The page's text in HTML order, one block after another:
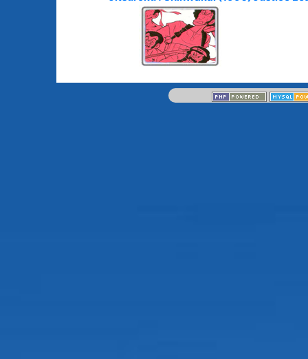
Animes licenciés
(256)
Animes abandonnés
(13)
Tous les animes (604)
Mangas terminés
(Privés) (132)
Mangas terminés